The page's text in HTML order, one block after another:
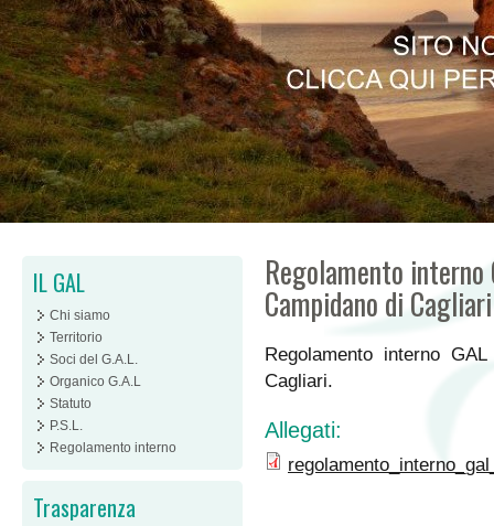
IL GAL
Chi siamo
Territorio
Soci del G.A.L.
Organico G.A.L
Statuto
P.S.L.
Regolamento interno
Trasparenza
Regolamento
Campidano di Cagliari
Regolamento interno
Cagliari.
Allegati: